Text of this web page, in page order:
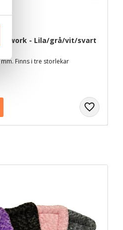
- Lila/grå/vit/svart
Finns i tre storlekar